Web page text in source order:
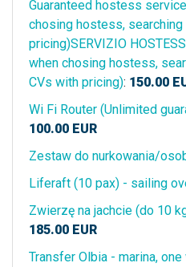
Guaranteed hostess
chosing hostess,
pricing)SERVIZIO
when chosing hostess,
CVs with pricing): 150.00
Wi Fi Router (Unlimited
100.00 EUR
Zestaw do nurkowania/
Liferaft (10 pax) - sailing
Zwierzę na jachcie (do 10
185.00 EUR
Transfer Olbia - marina,